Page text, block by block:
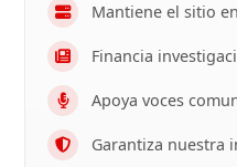
Mantiene el sitio
Financia
Apoya voces
Garantiza nuestra